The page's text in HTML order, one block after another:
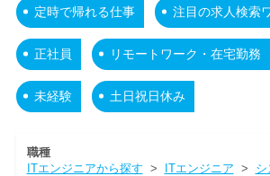
定時で帰れる仕事 注目の求人検索
正社員 リモートワーク・在宅勤務
未経験 土日祝日休み
職種
ITエンジニアから探す > ITエンジニア > シ